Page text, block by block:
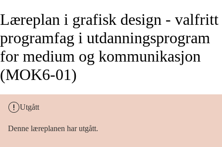
Læreplan i grafisk design - valfritt
programfag i utdanningsprogram
for medium og kommunikasjon
(MOK6-01)
Utgått
Denne læreplanen har utgått.